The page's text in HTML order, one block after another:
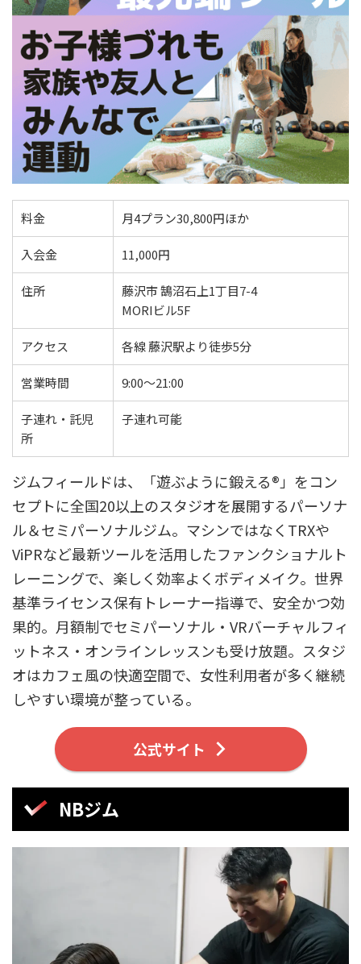
料金 月4プラン30,800円ほか
入会金 11,000円
住所
藤沢市 鵠沼石上1丁目7-4
MORIビル5F
アクセス 各線 藤沢駅より徒歩5分
営業時間 9:00〜21:00
子連れ・託児
所
子連れ可能
ジムフィールドは、「遊ぶように鍛える®」をコン
セプトに全国20以上のスタジオを展開するパーソナ
ル＆セミパーソナルジム。マシンではなくTRXや
ViPRなど最新ツールを活用したファンクショナルト
レーニングで、楽しく効率よくボディメイク。世界
基準ライセンス保有トレーナー指導で、安全かつ効
果的。月額制でセミパーソナル・VRバーチャルフィ
ットネス・オンラインレッスンも受け放題。スタジ
オはカフェ風の快適空間で、女性利用者が多く継続
しやすい環境が整っている。
公式サイト
NBジム